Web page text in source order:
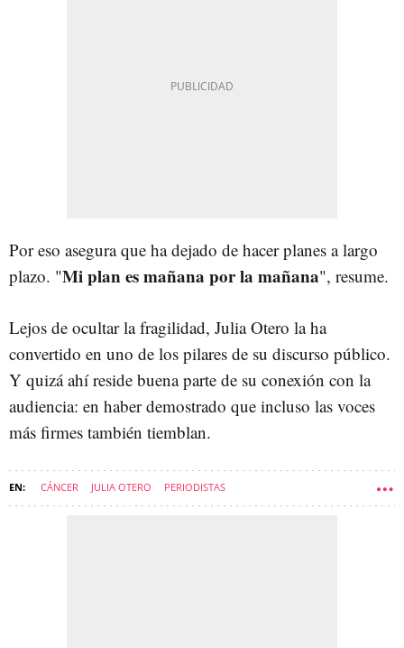
Por eso asegura que ha dejado de hacer planes a largo
plazo. "Mi plan es mañana por la mañana", resume.
Lejos de ocultar la fragilidad, Julia Otero la ha
convertido en uno de los pilares de su discurso público.
Y quizá ahí reside buena parte de su conexión con la
audiencia: en haber demostrado que incluso las voces
más firmes también tiemblan.
CÁNCER JULIA OTERO PERIODISTAS